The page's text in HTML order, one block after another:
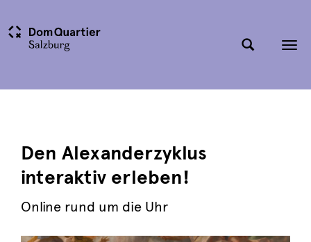
Den Alexanderzyklus
interaktiv erleben!
Online rund um die Uhr